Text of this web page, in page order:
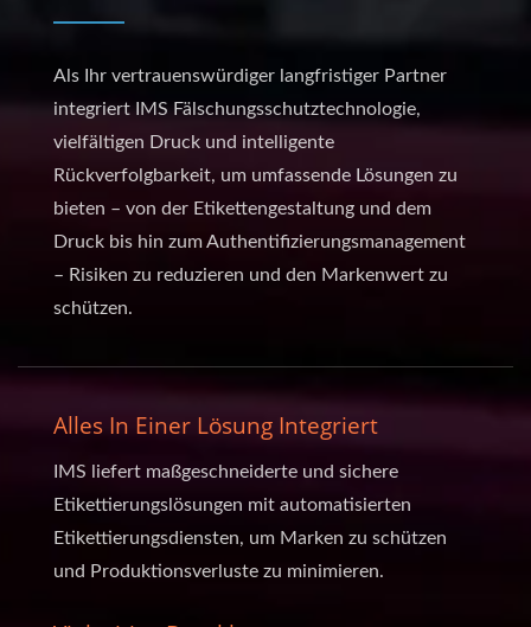
Als Ihr vertrauenswürdiger langfristiger Partner
integriert IMS Fälschungsschutztechnologie,
vielfältigen Druck und intelligente
Rückverfolgbarkeit, um umfassende Lösungen zu
bieten – von der Etikettengestaltung und dem
Druck bis hin zum Authentifizierungsmanagement
– Risiken zu reduzieren und den Markenwert zu
schützen.
Alles In Einer Lösung Integriert
IMS liefert maßgeschneiderte und sichere
Etikettierungslösungen mit automatisierten
Etikettierungsdiensten, um Marken zu schützen
und Produktionsverluste zu minimieren.